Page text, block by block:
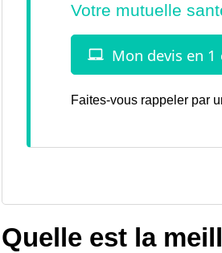
Faites-vous rappeler par
Quelle est la